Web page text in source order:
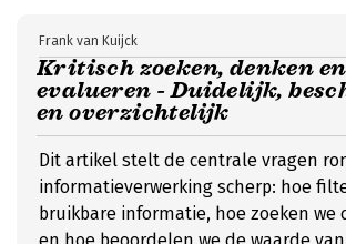
Kritisch zoeken, denken en
evalueren - Duidelijk,
en overzichtelijk
Frank van Kuijck
Dit artikel stelt de centrale vragen
informatieverwerking scherp: hoe
bruikbare informatie, hoe zoeken we